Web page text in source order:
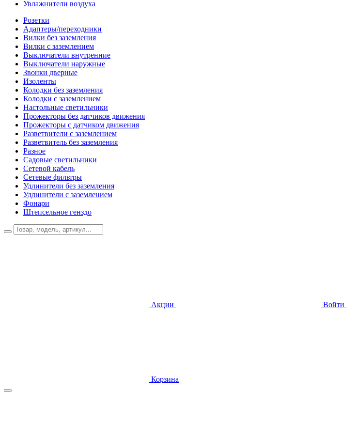
Увлажнители воздуха
Розетки
Адаптеры/переходники
Вилки без заземления
Вилки с заземлением
Выключатели внутренние
Выключатели наружные
Звонки дверные
Изоленты
Колодки без заземления
Колодки с заземлением
Настольные светильники
Прожекторы без датчиков движения
Прожекторы с датчиком движения
Разветвители с заземлением
Разветвитель без заземления
Разное
Садовые светильники
Сетевой кабель
Сетевые фильтры
Удлинители без заземления
Удлинители с заземлением
Фонари
Штепсельное генздо
Акции Войти
Корзина